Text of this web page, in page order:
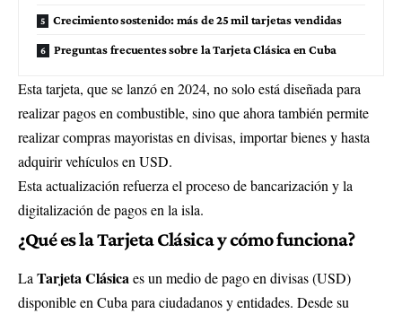
Crecimiento sostenido: más de 25 mil tarjetas vendidas
Preguntas frecuentes sobre la Tarjeta Clásica en Cuba
Esta tarjeta, que se lanzó en 2024, no solo está diseñada para
realizar pagos en combustible, sino que ahora también permite
realizar compras mayoristas en divisas, importar bienes y hasta
adquirir vehículos en USD.
Esta actualización refuerza el proceso de bancarización y la
digitalización de pagos en la isla.
¿Qué es la Tarjeta Clásica y cómo funciona?
La Tarjeta Clásicaes un medio de pago en divisas (USD)
disponible en Cuba para ciudadanos y entidades. Desde su